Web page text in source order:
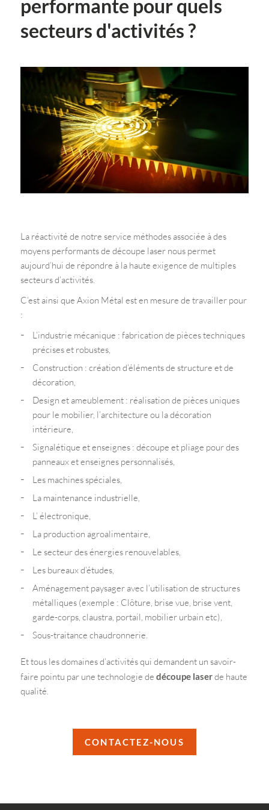
performante pour quels
secteurs d'activités ?
La réactivité de notre service méthodes associée à des
moyens performants de découpe laser nous permet
aujourd’hui de répondre à la haute exigence de multiples
secteurs d’activités.
C’est ainsi que Axion Métal est en mesure de travailler pour
:
L’industrie mécanique : fabrication de pièces techniques
précises et robustes,
Construction : création d’éléments de structure et de
décoration,
Design et ameublement : réalisation de pièces uniques
pour le mobilier, l’architecture ou la décoration
intérieure,
Signalétique et enseignes : découpe et pliage pour des
panneaux et enseignes personnalisés,
Les machines spéciales,
La maintenance industrielle,
L’ électronique,
La production agroalimentaire,
Le secteur des énergies renouvelables,
Les bureaux d’études,
Aménagement paysager avec l’utilisation de structures
métalliques (exemple : Clôture, brise vue, brise vent,
garde-corps, claustra, portail, mobilier urbain etc),
Sous-traitance chaudronnerie.
Et tous les domaines d’activités qui demandent un savoir-
faire pointu par une technologie de découpe laserde haute
qualité.
CONTACTEZ-NOUS